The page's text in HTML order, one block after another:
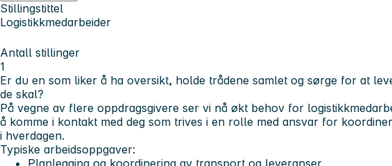
Stillingstittel
Logistikkmedarbeider
Antall stillinger
1
Er du en som liker å ha oversikt, holde trådene samlet og sørge for at
de skal?
På vegne av flere oppdragsgivere ser vi nå økt behov for
å komme i kontakt med deg som trives i en rolle med ansvar for
i hverdagen.
Typiske arbeidsoppgaver:
Planlegging og koordinering av transport og leveranser